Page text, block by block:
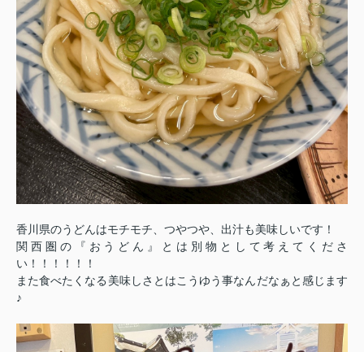
香川県のうどんはモチモチ、つやつや、出汁も美味しいです！
関西圏の『おうどん』とは別物として考えてくださ
い！！！！！！
また食べたくなる美味しさとはこうゆう事なんだなぁと感じます
♪